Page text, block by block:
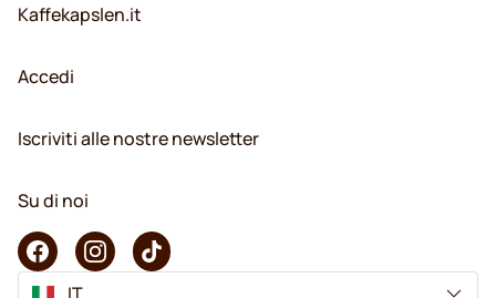
Kaffekapslen.it
Accedi
Iscriviti alle nostre newsletter
Su di noi